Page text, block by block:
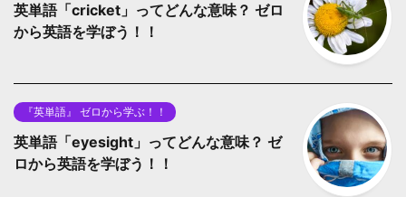
英単語「cricket」ってどんな意味？ ゼロ
から英語を学ぼう！！
『英単語』 ゼロから学ぶ！！
英単語「eyesight」ってどんな意味？ ゼ
ロから英語を学ぼう！！